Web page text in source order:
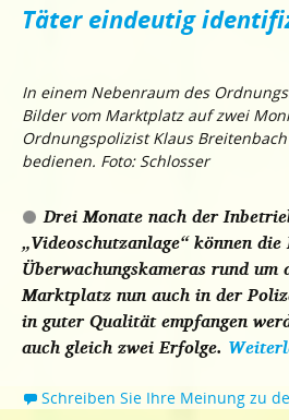
Täter eindeutig
In einem Nebenraum des
Bilder vom Marktplatz auf zwei
Ordnungspolizist Klaus
bedienen. Foto: Schlosser
Drei Monate nach der
„Videoschutzanlage“ können
Überwachungskameras rund um
Marktplatz nun auch in der
in guter Qualität empfangen
auch gleich zwei Erfolge.
Schreiben Sie Ihre Meinung zu